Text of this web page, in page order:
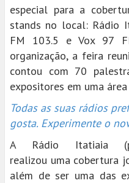
especial para a
stands no local: Rádio
FM 103.5 e Vox 97
organização, a feira
contou com 70
expositores em uma
Todas as suas rádios
gosta. Experimente o
A Rádio Itatiaia
realizou uma cobertura
além de ser uma das